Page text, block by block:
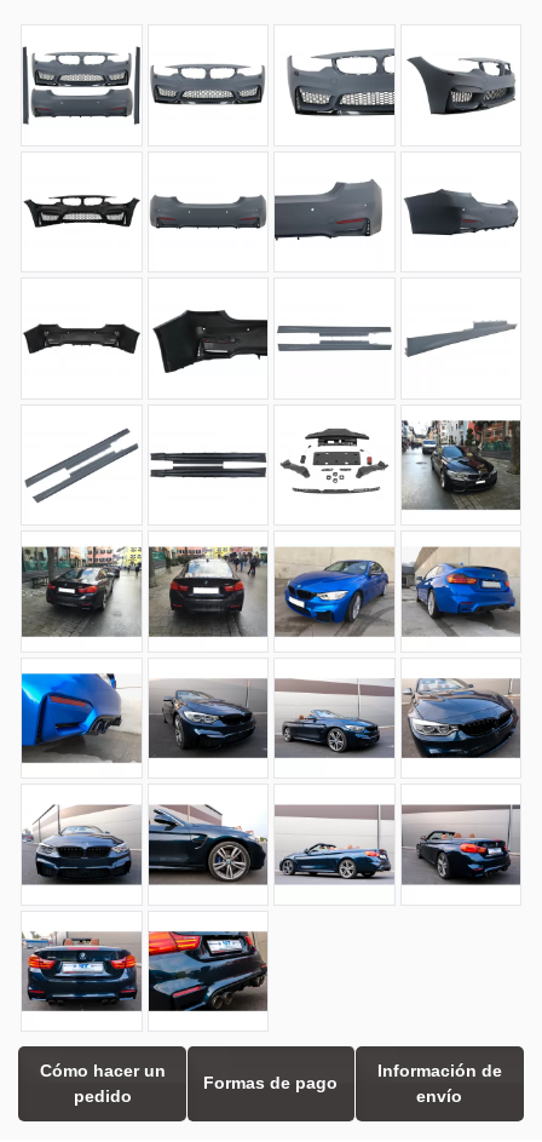
Cómo hacer un
pedido
Formas de pago
Información de
envío